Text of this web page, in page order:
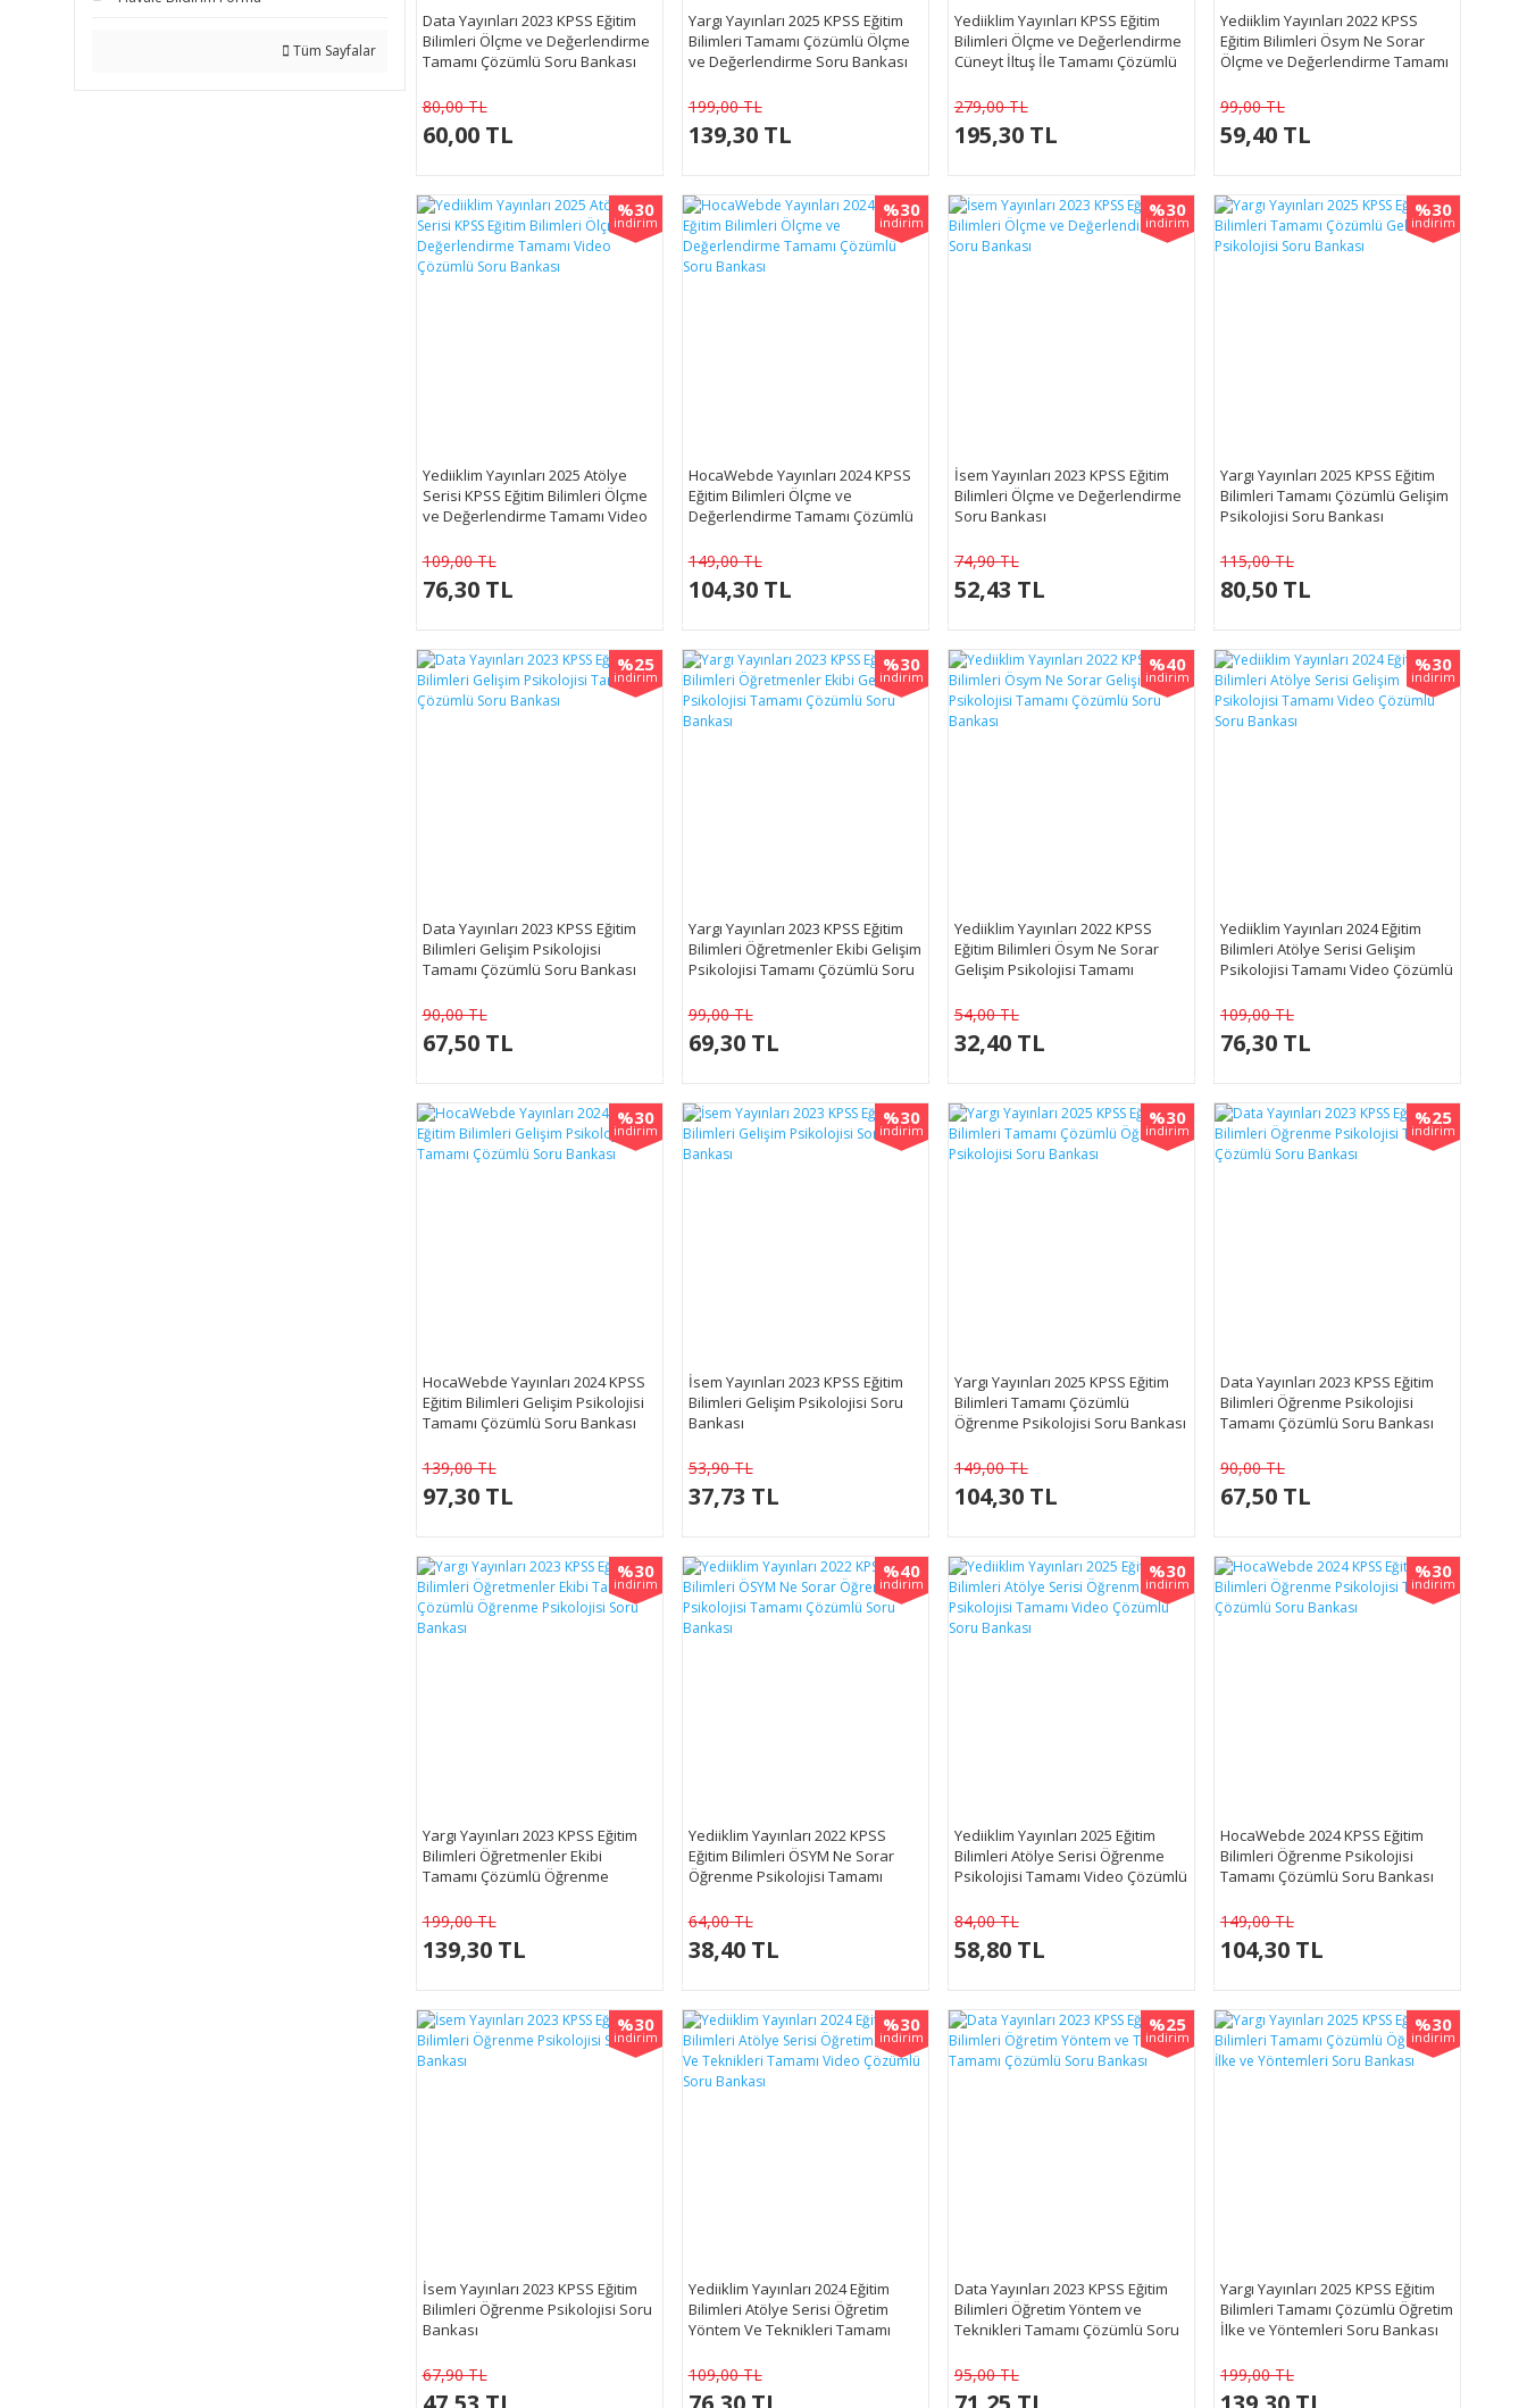
Tüm Sayfalar
Data Yayınları 2023 KPSS Eğitim
Bilimleri Ölçme ve Değerlendirme
Tamamı Çözümlü Soru Bankası
80,00 TL
60,00 TL
Yargı Yayınları 2025 KPSS Eğitim
Bilimleri Tamamı Çözümlü Ölçme
ve Değerlendirme Soru Bankası
199,00 TL
139,30 TL
Yediiklim Yayınları KPSS Eğitim
Bilimleri Ölçme ve Değerlendirme
Cüneyt İltuş İle Tamamı Çözümlü
279,00 TL
195,30 TL
Yediiklim Yayınları 2022 KPSS
Eğitim Bilimleri Ösym Ne Sorar
Ölçme ve Değerlendirme Tamamı
99,00 TL
59,40 TL
%30
indirim
Yediiklim Yayınları 2025 Atölye
Serisi KPSS Eğitim Bilimleri Ölçme
ve Değerlendirme Tamamı Video
109,00 TL
76,30 TL
%30
indirim
HocaWebde Yayınları 2024 KPSS
Eğitim Bilimleri Ölçme ve
Değerlendirme Tamamı Çözümlü
149,00 TL
104,30 TL
%30
indirim
İsem Yayınları 2023 KPSS Eğitim
Bilimleri Ölçme ve Değerlendirme
Soru Bankası
74,90 TL
52,43 TL
%30
indirim
Yargı Yayınları 2025 KPSS Eğitim
Bilimleri Tamamı Çözümlü Gelişim
Psikolojisi Soru Bankası
115,00 TL
80,50 TL
%25
indirim
Data Yayınları 2023 KPSS Eğitim
Bilimleri Gelişim Psikolojisi
Tamamı Çözümlü Soru Bankası
90,00 TL
67,50 TL
%30
indirim
Yargı Yayınları 2023 KPSS Eğitim
Bilimleri Öğretmenler Ekibi Gelişim
Psikolojisi Tamamı Çözümlü Soru
99,00 TL
69,30 TL
%40
indirim
Yediiklim Yayınları 2022 KPSS
Eğitim Bilimleri Ösym Ne Sorar
Gelişim Psikolojisi Tamamı
54,00 TL
32,40 TL
%30
indirim
Yediiklim Yayınları 2024 Eğitim
Bilimleri Atölye Serisi Gelişim
Psikolojisi Tamamı Video Çözümlü
109,00 TL
76,30 TL
%30
indirim
HocaWebde Yayınları 2024 KPSS
Eğitim Bilimleri Gelişim Psikolojisi
Tamamı Çözümlü Soru Bankası
139,00 TL
97,30 TL
%30
indirim
İsem Yayınları 2023 KPSS Eğitim
Bilimleri Gelişim Psikolojisi Soru
Bankası
53,90 TL
37,73 TL
%30
indirim
Yargı Yayınları 2025 KPSS Eğitim
Bilimleri Tamamı Çözümlü
Öğrenme Psikolojisi Soru Bankası
149,00 TL
104,30 TL
%25
indirim
Data Yayınları 2023 KPSS Eğitim
Bilimleri Öğrenme Psikolojisi
Tamamı Çözümlü Soru Bankası
90,00 TL
67,50 TL
%30
indirim
Yargı Yayınları 2023 KPSS Eğitim
Bilimleri Öğretmenler Ekibi
Tamamı Çözümlü Öğrenme
199,00 TL
139,30 TL
%40
indirim
Yediiklim Yayınları 2022 KPSS
Eğitim Bilimleri ÖSYM Ne Sorar
Öğrenme Psikolojisi Tamamı
64,00 TL
38,40 TL
%30
indirim
Yediiklim Yayınları 2025 Eğitim
Bilimleri Atölye Serisi Öğrenme
Psikolojisi Tamamı Video Çözümlü
84,00 TL
58,80 TL
%30
indirim
HocaWebde 2024 KPSS Eğitim
Bilimleri Öğrenme Psikolojisi
Tamamı Çözümlü Soru Bankası
149,00 TL
104,30 TL
%30
indirim
İsem Yayınları 2023 KPSS Eğitim
Bilimleri Öğrenme Psikolojisi Soru
Bankası
67,90 TL
%30
indirim
Yediiklim Yayınları 2024 Eğitim
Bilimleri Atölye Serisi Öğretim
Yöntem Ve Teknikleri Tamamı
109,00 TL
%25
indirim
Data Yayınları 2023 KPSS Eğitim
Bilimleri Öğretim Yöntem ve
Teknikleri Tamamı Çözümlü Soru
95,00 TL
%30
indirim
Yargı Yayınları 2025 KPSS Eğitim
Bilimleri Tamamı Çözümlü Öğretim
İlke ve Yöntemleri Soru Bankası
199,00 TL